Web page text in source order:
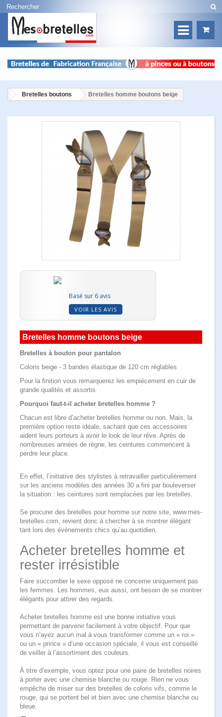
Bretelles boutons Bretelles homme boutons beige
Basé sur 6 avis
VOIR LES AVIS
Bretelles homme boutons beige
Bretelles à bouton pour pantalon
Coloris beige - 3 bandes élastique de 120 cm réglables
Pour la finition vous remarquerez les empiècement en cuir de
grande qualités et assortis
Pourquoi faut-t-il acheter bretelles homme ?
Chacun est libre d’acheter bretelles homme ou non. Mais, la
première option reste idéale, sachant que ces accessoires
aident leurs porteurs à avoir le look de leur rêve. Après de
nombreuses années de règne, les ceintures commencent à
perdre leur place.
En effet, l’initiative des stylistes à retravailler particulièrement
sur les anciens modèles des années 30 a fini par bouleverser
la situation : les ceintures sont remplacées par les bretelles.
Se procurer des bretelles pour homme sur notre site, www.mes-
bretelles.com, revient donc à chercher à se montrer élégant
tant lors des évènements chics qu’au quotidien.
Acheter bretelles homme et
rester irrésistible
Faire succomber le sexe opposé ne concerne uniquement pas
les femmes. Les hommes, eux aussi, ont besoin de se montrer
élégants pour attirer des regards.
Acheter bretelles homme est une bonne initiative vous
permettant de parvenir facilement à votre objectif. Pour que
vous n’ayez aucun mal à vous transformer comme un « roi »
ou un « prince » d’une occasion spéciale, il vous est conseillé
de veiller à l’assortiment des couleurs.
À titre d’exemple, vous optez pour une paire de bretelles noires
à porter avec une chemise blanche ou rouge. Rien ne vous
empêche de miser sur des bretelles de coloris vifs, comme le
rouge, qui se portent bel et bien avec une chemise blanche ou
bleue.